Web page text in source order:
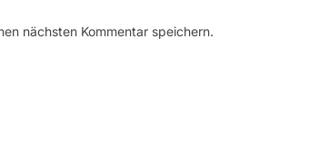
nächsten Kommentar speichern.